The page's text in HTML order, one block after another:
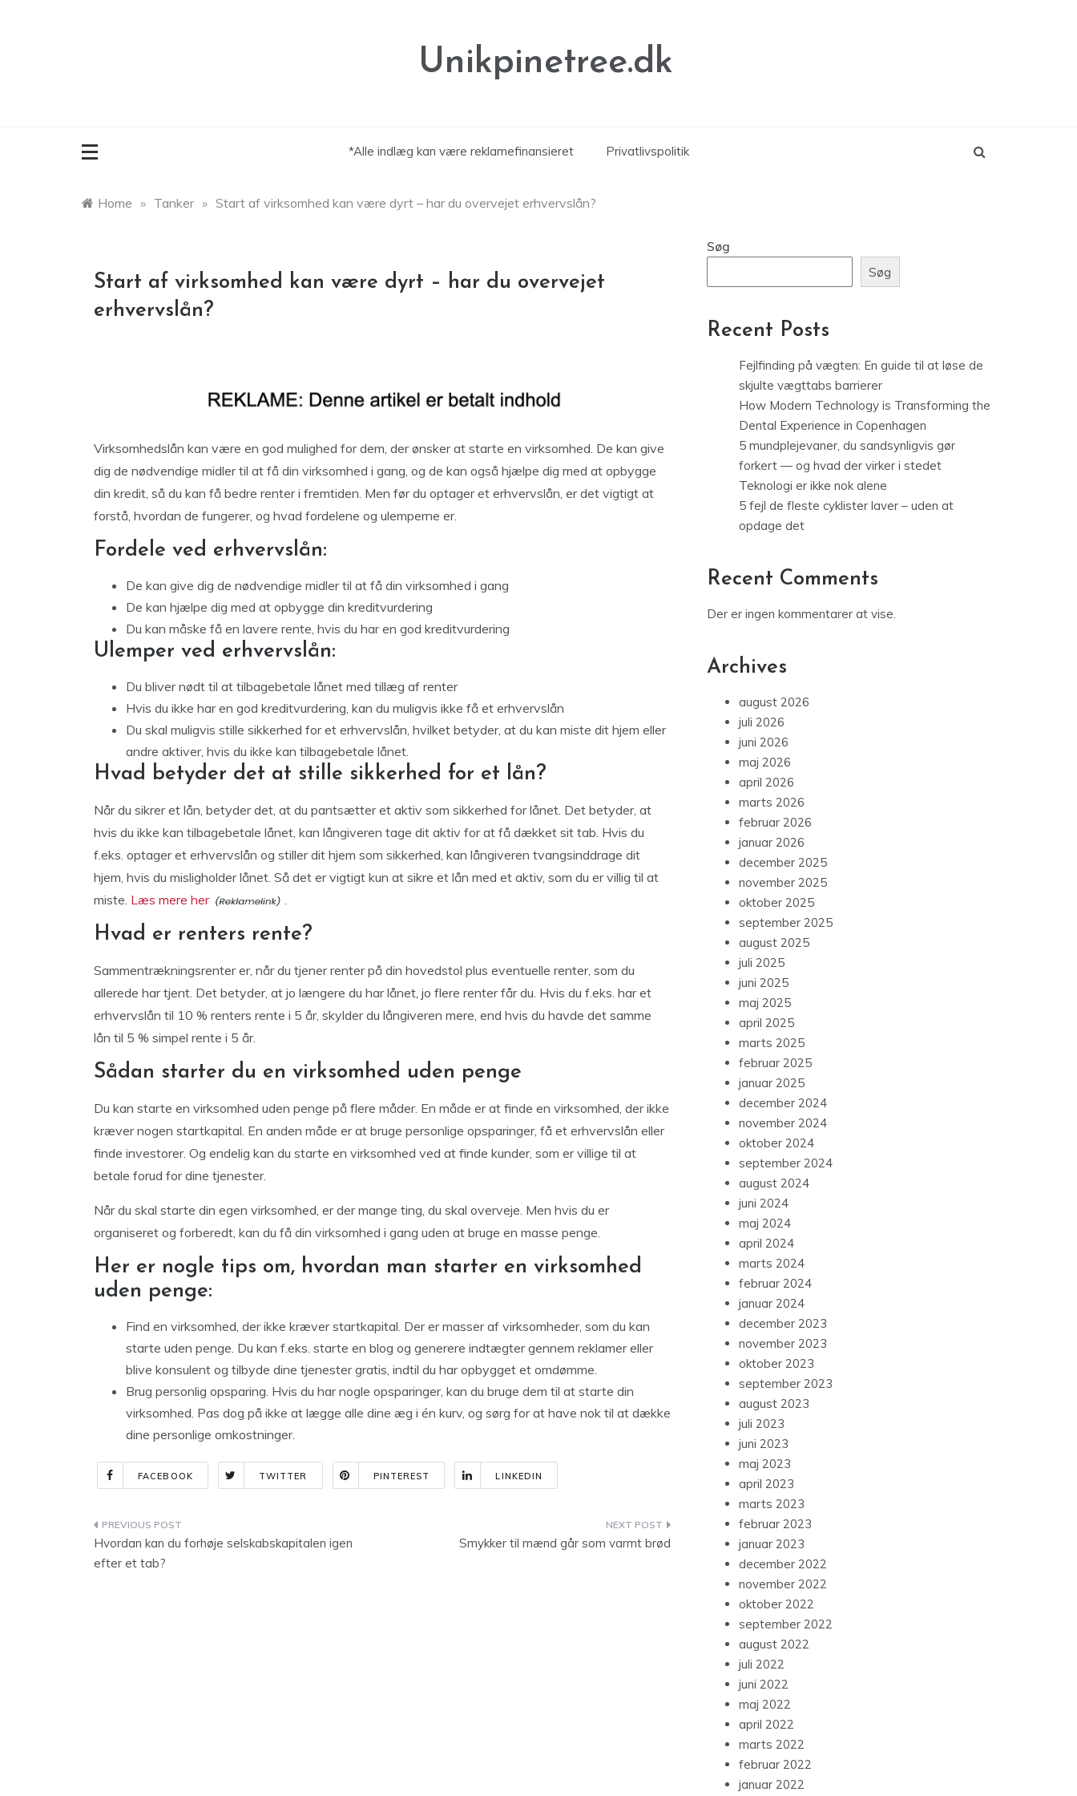
Unikpinetree.dk
*Alle indlæg kan være reklamefinansieret Privatlivspolitik
Home » Tanker » Start af virksomhed kan være dyrt – har du overvejet erhvervslån?
Start af virksomhed kan være dyrt – har du overvejet
erhvervslån?
Virksomhedslån kan være en god mulighed for dem, der ønsker at starte en virksomhed. De kan give
dig de nødvendige midler til at få din virksomhed i gang, og de kan også hjælpe dig med at opbygge
din kredit, så du kan få bedre renter i fremtiden. Men før du optager et erhvervslån, er det vigtigt at
forstå, hvordan de fungerer, og hvad fordelene og ulemperne er.
Fordele ved erhvervslån:
De kan give dig de nødvendige midler til at få din virksomhed i gang
De kan hjælpe dig med at opbygge din kreditvurdering
Du kan måske få en lavere rente, hvis du har en god kreditvurdering
Ulemper ved erhvervslån:
Du bliver nødt til at tilbagebetale lånet med tillæg af renter
Hvis du ikke har en god kreditvurdering, kan du muligvis ikke få et erhvervslån
Du skal muligvis stille sikkerhed for et erhvervslån, hvilket betyder, at du kan miste dit hjem eller
andre aktiver, hvis du ikke kan tilbagebetale lånet.
Hvad betyder det at stille sikkerhed for et lån?
Når du sikrer et lån, betyder det, at du pantsætter et aktiv som sikkerhed for lånet. Det betyder, at
hvis du ikke kan tilbagebetale lånet, kan långiveren tage dit aktiv for at få dækket sit tab. Hvis du
f.eks. optager et erhvervslån og stiller dit hjem som sikkerhed, kan långiveren tvangsinddrage dit
hjem, hvis du misligholder lånet. Så det er vigtigt kun at sikre et lån med et aktiv, som du er villig til at
miste. Læs mere her .
Hvad er renters rente?
Sammentrækningsrenter er, når du tjener renter på din hovedstol plus eventuelle renter, som du
allerede har tjent. Det betyder, at jo længere du har lånet, jo flere renter får du. Hvis du f.eks. har et
erhvervslån til 10 % renters rente i 5 år, skylder du långiveren mere, end hvis du havde det samme
lån til 5 % simpel rente i 5 år.
Sådan starter du en virksomhed uden penge
Du kan starte en virksomhed uden penge på flere måder. En måde er at finde en virksomhed, der ikke
kræver nogen startkapital. En anden måde er at bruge personlige opsparinger, få et erhvervslån eller
finde investorer. Og endelig kan du starte en virksomhed ved at finde kunder, som er villige til at
betale forud for dine tjenester.
Når du skal starte din egen virksomhed, er der mange ting, du skal overveje. Men hvis du er
organiseret og forberedt, kan du få din virksomhed i gang uden at bruge en masse penge.
Her er nogle tips om, hvordan man starter en virksomhed
uden penge:
Find en virksomhed, der ikke kræver startkapital. Der er masser af virksomheder, som du kan
starte uden penge. Du kan f.eks. starte en blog og generere indtægter gennem reklamer eller
blive konsulent og tilbyde dine tjenester gratis, indtil du har opbygget et omdømme.
Brug personlig opsparing. Hvis du har nogle opsparinger, kan du bruge dem til at starte din
virksomhed. Pas dog på ikke at lægge alle dine æg i én kurv, og sørg for at have nok til at dække
dine personlige omkostninger.
FACEBOOK TWITTER PINTEREST LINKEDIN
Indlægsnavigation
Hvordan kan du forhøje selskabskapitalen igen
efter et tab?
Smykker til mænd går som varmt brød
Søg
Søg
Recent Posts
Fejlfinding på vægten: En guide til at løse de
skjulte vægttabs barrierer
How Modern Technology is Transforming the
Dental Experience in Copenhagen
5 mundplejevaner, du sandsynligvis gør
forkert — og hvad der virker i stedet
Teknologi er ikke nok alene
5 fejl de fleste cyklister laver – uden at
opdage det
Recent Comments
Der er ingen kommentarer at vise.
Archives
august 2026
juli 2026
juni 2026
maj 2026
april 2026
marts 2026
februar 2026
januar 2026
december 2025
november 2025
oktober 2025
september 2025
august 2025
juli 2025
juni 2025
maj 2025
april 2025
marts 2025
februar 2025
januar 2025
december 2024
november 2024
oktober 2024
september 2024
august 2024
juni 2024
maj 2024
april 2024
marts 2024
februar 2024
januar 2024
december 2023
november 2023
oktober 2023
september 2023
august 2023
juli 2023
juni 2023
maj 2023
april 2023
marts 2023
februar 2023
januar 2023
december 2022
november 2022
oktober 2022
september 2022
august 2022
juli 2022
juni 2022
maj 2022
april 2022
marts 2022
februar 2022
januar 2022